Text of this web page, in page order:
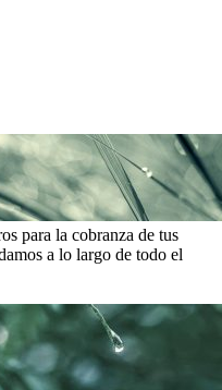
para la cobranza de tus
a lo largo de todo el